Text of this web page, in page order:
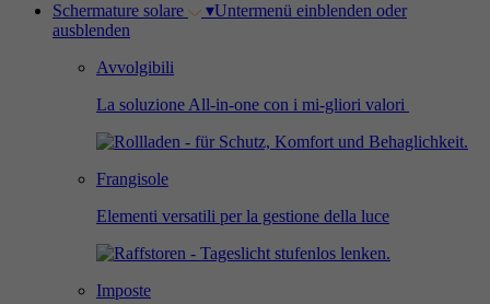
Schermature solare ▾Untermenü einblenden oder
ausblenden
Avvolgibili
La soluzione All-in-one con i mi-gliori valori
Frangisole
Elementi versatili per la gestione della luce
Imposte